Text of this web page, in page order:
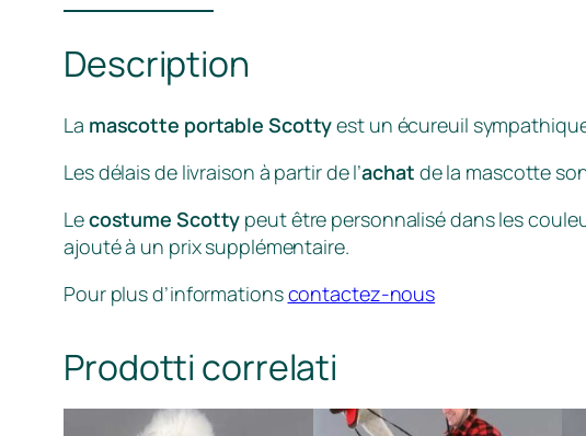
Description
La mascotte portable Scottyest un écureuil
Les délais de livraison à partir de l’achat de la mascotte
Lecostume Scotty peut être personnalisé dans les
ajouté à un prix supplémentaire.
Pour plus d’informationscontactez-nous
Prodotti correlati